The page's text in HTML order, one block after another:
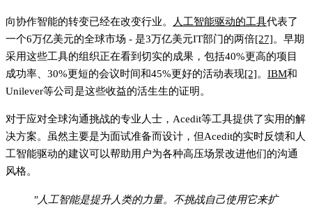
向协作智能的转变已经在改变行业。 人工智能驱动的工具代表了
一个6万亿美元的全球市场 - 是3万亿美元IT部门的两倍[27]。早期
采用这些工具的组织正在看到切实的成果，包括40%更高的项目
成功率
30%更短的会议时间和45%更好的活动表现[2]。 IBM和
Unilever等公司是这些收益的活生生的证明。
对于应对全球沟通挑战的专业人士， Acedit等工具提供了实用的解
决方案。虽然主要是为面试准备而设计，但Acedit的实时反馈和人
工智能驱动的建议可以帮助用户为各种高压场景改进他们的沟通
风格。
"人工智能是提升人类的力量。不挑战自己使用它来扩